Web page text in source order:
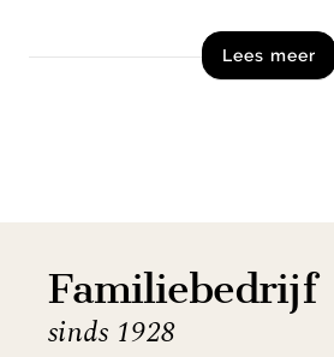
afwerkingen en twee modellen:
Lees meer
Familiebedrijf
sinds 1928